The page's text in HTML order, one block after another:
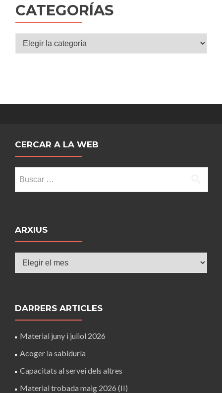
entradas
CATEGORÍAS
Categorías
CERCAR A LA WEB
ARXIUS
DARRERS ARTICLES
Material juny i juliol 2026
Acoger la sabiduría
Capacitats al servei dels altres
Material trobada maig 2026 (II)